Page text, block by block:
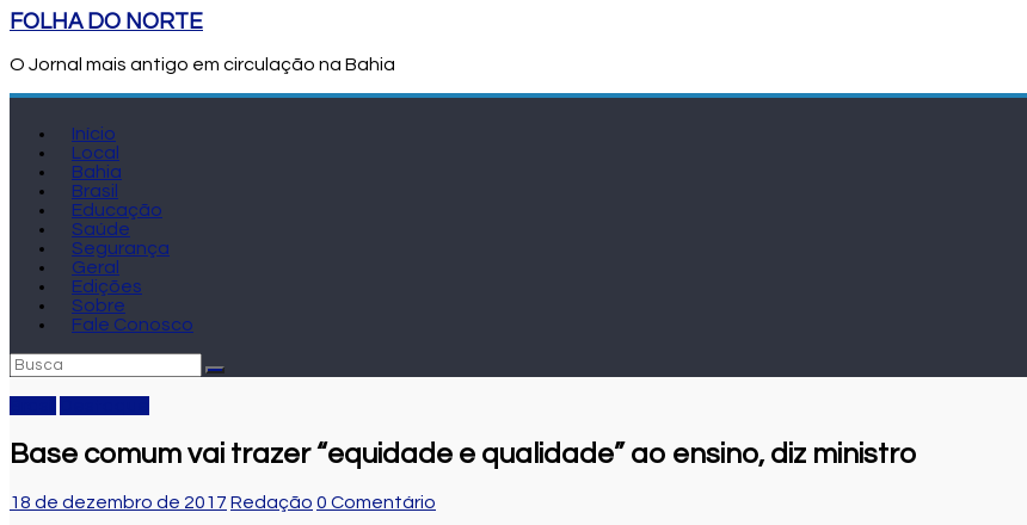
FOLHA DO NORTE
O Jornal mais antigo em circulação na Bahia
Início
Local
Bahia
Brasil
Educação
Saúde
Segurança
Geral
Edições
Sobre
Fale Conosco
Base comum vai trazer “equidade e qualidade” ao ensino, diz ministro
18 de dezembro de 2017 Redação 0 Comentário